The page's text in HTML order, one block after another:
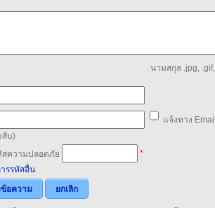
นามสกุล .jpg,
แจ้งทาง
ลับ)
*
รรหัสอื่น
ข้อความ
ยกเลิก